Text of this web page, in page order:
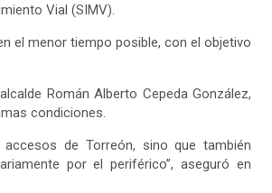
Vial (SIMV).
el menor tiempo posible, con el objetivo
Román Alberto Cepeda González,
condiciones.
accesos de Torreón, sino que también
por el periférico”,aseguró en